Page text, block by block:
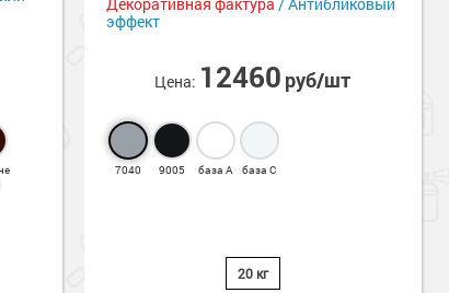
эффект
Цена: 12460 руб/шт
7040 9005 база А база С
20 кг